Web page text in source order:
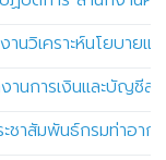
วิเคราะห์นโยบายแ
การเงินและบัญชีส
ชาสัมพันธ์กรมท่าอาก